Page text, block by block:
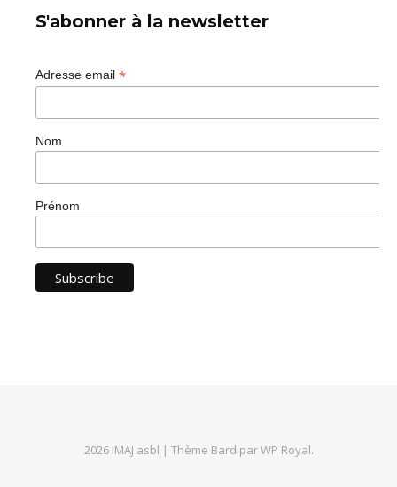
S'abonner à la newsletter
Adresse email *
Nom
Prénom
2026 IMAJ asbl | Thème Bard parWP Royal.